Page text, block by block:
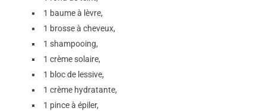
1 baume à lèvre,
1 brosse à cheveux,
1 shampooing,
1 crème solaire,
1 bloc de lessive,
1 crème hydratante,
1 pince à épiler,